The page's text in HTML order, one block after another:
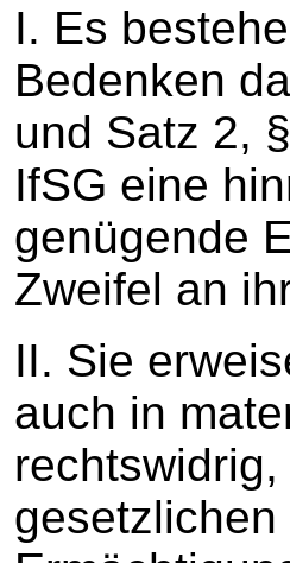
I. Es
Bedenken
und Satz 2,
IfSG eine
genügende
Zweifel an
II. Sie
auch in